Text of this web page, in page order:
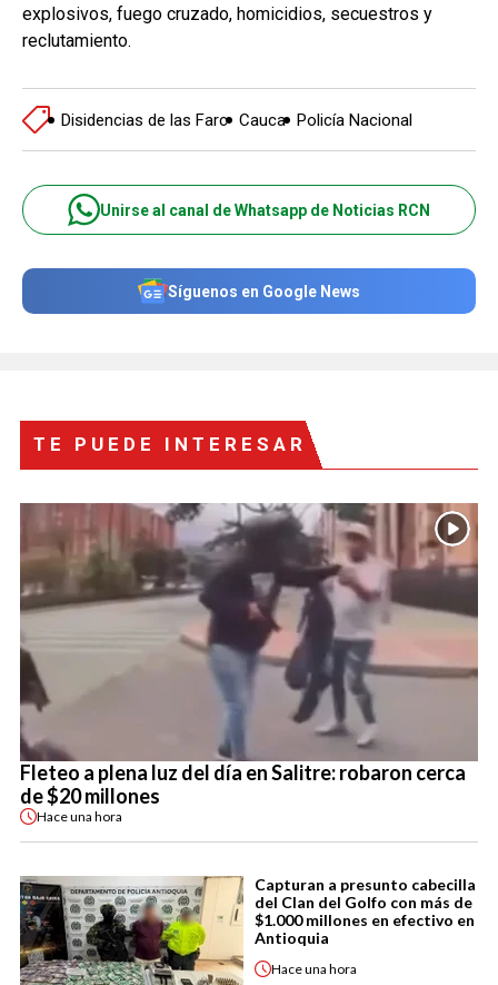
explosivos, fuego cruzado, homicidios, secuestros y
reclutamiento.
Disidencias de las Farc Cauca Policía Nacional
Unirse al canal de Whatsapp de Noticias RCN
Síguenos en Google News
TE PUEDE INTERESAR
Fleteo a plena luz del día en Salitre: robaron cerca
de $20 millones
Haceuna hora
Capturan a presunto cabecilla
del Clan del Golfo con más de
$1.000 millones en efectivo en
Antioquia
Haceuna hora